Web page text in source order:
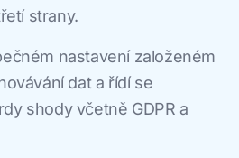
strany.
nastavení založeném
dat a řídí se
shody včetně GDPR a